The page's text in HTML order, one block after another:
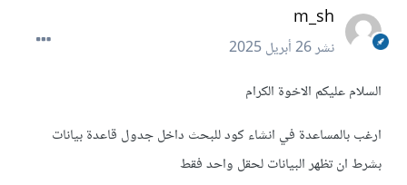
m_sh
نشر26 أبريل 2025
السلام عليكم الاخوة الكرام
ارغب بالمساعدة في انشاء كود للبحث داخل جدول قاعدة بيانات
بشرط ان تظهر البيانات لحقل واحد فقط